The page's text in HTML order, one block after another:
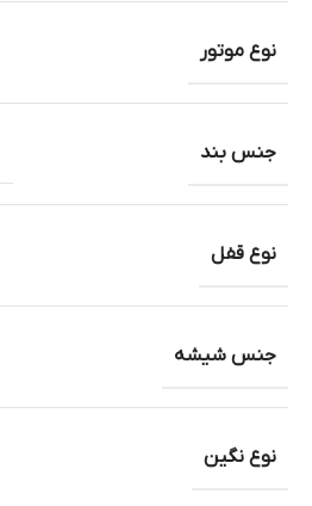
نوع موتور
جنس بند
نوع قفل
جنس شیشه
نوع نگین